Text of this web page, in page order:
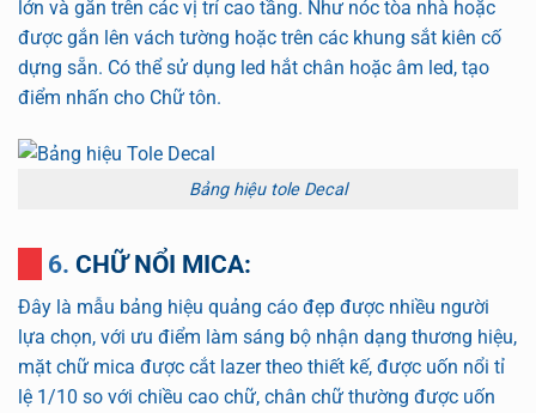
lớn và gắn trên các vị trí cao tầng. Như nóc tòa nhà hoặc
được gắn lên vách tường hoặc trên các khung sắt kiên cố
dựng sẵn. Có thể sử dụng led hắt chân hoặc âm led, tạo
điểm nhấn cho Chữ tôn.
Bảng hiệu tole Decal
6. CHỮ NỔI MICA:
Đây là mẫu bảng hiệu quảng cáo đẹp được nhiều người
lựa chọn, với ưu điểm làm sáng bộ nhận dạng thương hiệu,
mặt chữ mica được cắt lazer theo thiết kế, được uốn nổi tỉ
lệ 1/10 so với chiều cao chữ, chân chữ thường được uốn